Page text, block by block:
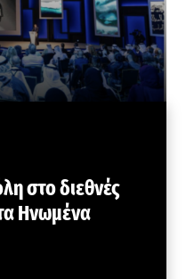
στο διεθνές
Ηνωμένα